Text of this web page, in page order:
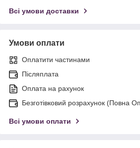
Всі умови доставки
Умови оплати
Оплатити частинами
Післяплата
Оплата на рахунок
Безготівковий розрахунок (Повна
Всі умови оплати